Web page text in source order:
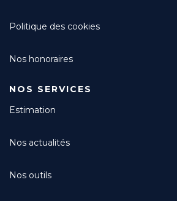
Politique des cookies
Nos honoraires
NOS SERVICES
Estimation
Nos actualités
Nos outils